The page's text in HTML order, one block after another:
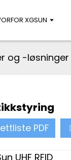
XGSUN
og -løsninger
PDF